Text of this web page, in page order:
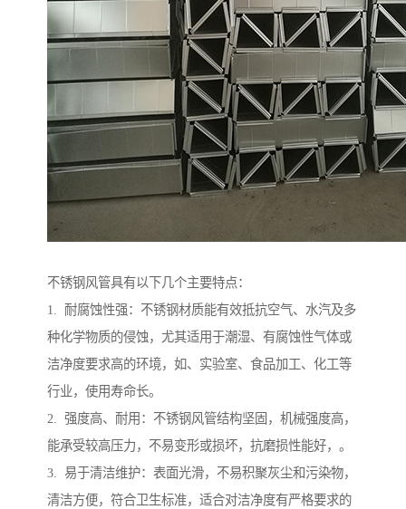
不锈钢风管具有以下几个主要特点：
1. 耐腐蚀性强：不锈钢材质能有效抵抗空气、水汽及多
种化学物质的侵蚀，尤其适用于潮湿、有腐蚀性气体或
洁净度要求高的环境，如、实验室、食品加工、化工等
行业，使用寿命长。
2. 强度高、耐用：不锈钢风管结构坚固，机械强度高，
能承受较高压力，不易变形或损坏，抗磨损性能好，。
3. 易于清洁维护：表面光滑，不易积聚灰尘和污染物，
清洁方便，符合卫生标准，适合对洁净度有严格要求的